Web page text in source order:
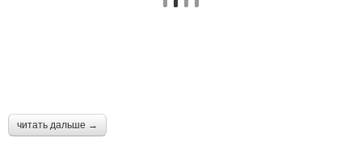
читать дальше →